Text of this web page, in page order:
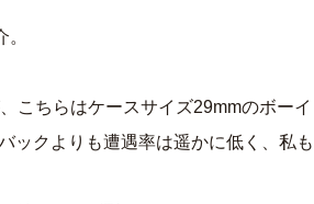
こちらはケースサイズ29mmのボーイ
ックよりも遭遇率は遥かに低く、私も